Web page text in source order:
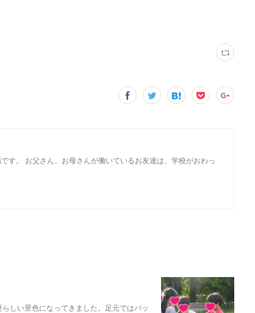
す。 お父さん、お母さんが働いているお友達は、学校がおわっ
しい景色になってきました。足元ではバッ